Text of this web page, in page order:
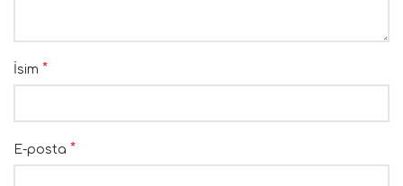
İsim *
E-posta *